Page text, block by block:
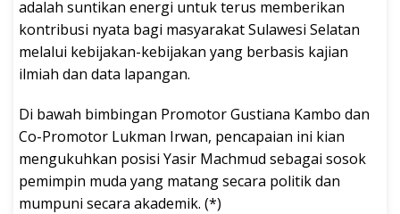
adalah suntikan energi untuk terus memberikan
kontribusi nyata bagi masyarakat Sulawesi Selatan
melalui kebijakan-kebijakan yang berbasis kajian
ilmiah dan data lapangan.
Di bawah bimbingan Promotor Gustiana Kambo dan
Co-Promotor Lukman Irwan, pencapaian ini kian
mengukuhkan posisi Yasir Machmud sebagai sosok
pemimpin muda yang matang secara politik dan
mumpuni secara akademik. (*)